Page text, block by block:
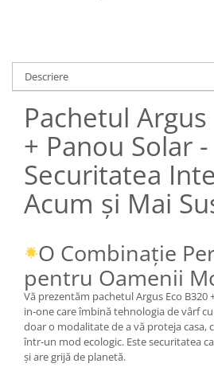
Descriere
Pachetul Argus
+ Panou Solar -
Securitatea
Acum și Mai
O Combinație
pentru Oamenii
Vă prezentăm pachetul Argus Eco B320
in-one care îmbină tehnologia de vârf
doar o modalitate de a vă proteja casa,
într-un mod ecologic. Este securitatea
și are grijă de planetă.